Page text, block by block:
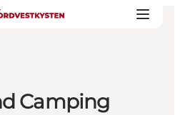
Camping